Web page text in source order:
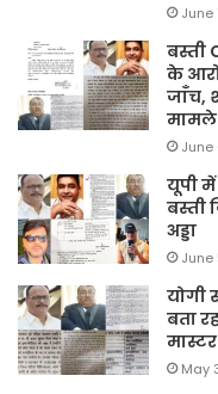
June
बस्ती
के
जाँच,
मामले
June
यूपी में
बस्ती
अड्डा
June
योगी
बता
May